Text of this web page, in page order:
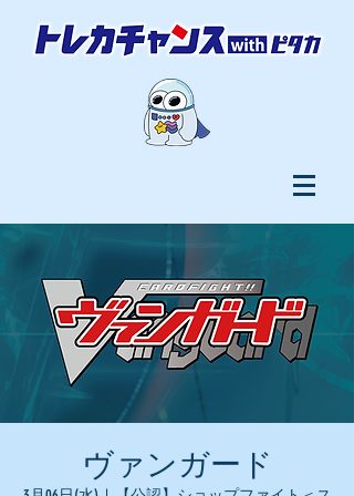
ヴァンガード